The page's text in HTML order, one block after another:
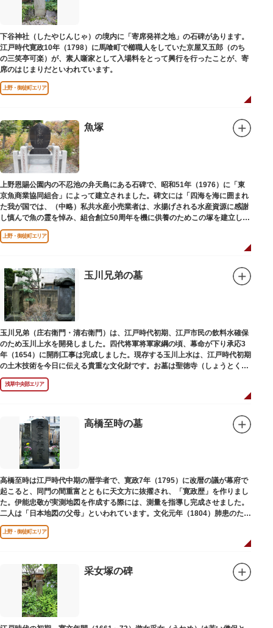
下谷神社（したやじんじゃ）の境内に「寄席発祥之地」の石碑があります。
江戸時代寛政10年（1798）に馬喰町で櫛職人をしていた京屋又五郎（のち
の三笑亭可楽）が、素人噺家として入場料をとって興行を行ったことが、寄
席のはじまりだといわれています。
上野・御徒町エリア
魚塚
上野恩賜公園内の不忍池の弁天島にある石碑で、昭和51年（1976）に「東
京魚商業協同組合」によって建立されました。碑文には「四海を海に囲まれ
た我が国では、（中略）私共水産小売業者は、水揚げされる水産資源に感謝
し慎んで魚の霊を悼み、組合創立50周年を機に供養のためこの塚を建立しま
す」とあります。
上野・御徒町エリア
玉川兄弟の墓
玉川兄弟（庄右衛門・清右衛門）は、江戸時代初期、江戸市民の飲料水確保
のため玉川上水を開発しました。四代将軍将軍家綱の頃、幕命が下り承応3
年（1654）に開削工事は完成しました。現存する玉川上水は、江戸時代初期
の土木技術を今日に伝える貴重な文化財です。お墓は聖徳寺（しょうとく
じ）にあります。
浅草中央部エリア
高橋至時の墓
高橋至時は江戸時代中期の暦学者で、寛政7年（1795）に改暦の議が幕府で
起こると、同門の間重富とともに天文方に抜擢され、「寛政歴」を作りまし
た。伊能忠敬が実測地図を作成する際には、測量を指導し完成させました。
二人は「日本地図の父母」といわれています。文化元年（1804）肺患のため
没しました。お墓は源空寺（げんくうじ）にあります。
上野・御徒町エリア
采女塚の碑